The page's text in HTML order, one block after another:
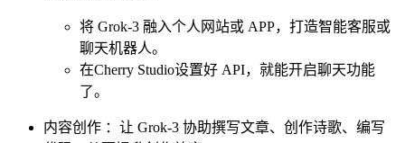
将 Grok-3 融入个人网站或 APP，打造智能客服或
聊天机器人。
在Cherry Studio设置好 API，就能开启聊天功能
了。
内容创作 ：让 Grok-3 协助撰写文章、创作诗歌、编写